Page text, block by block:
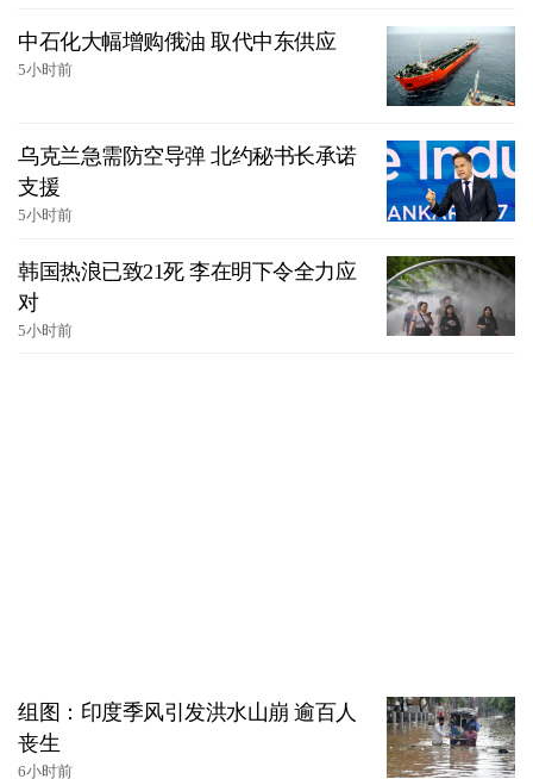
中石化大幅增购俄油 取代中东供应
5小时前
乌克兰急需防空导弹 北约秘书长承诺
支援
5小时前
韩国热浪已致21死 李在明下令全力应
对
5小时前
组图：印度季风引发洪水山崩 逾百人
丧生
6小时前